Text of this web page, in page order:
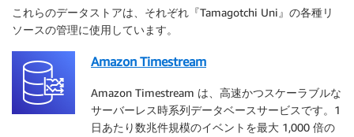
これらのデータストアは、それぞれ『Tamagotchi Uni』の各種リ
ソースの管理に使用しています。
Amazon Timestream
Amazon Timestream は、高速かつスケーラブルな
サーバーレス時系列データベースサービスです。1
日あたり数兆件規模のイベントを最大 1,000 倍の